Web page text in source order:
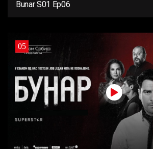
Bunar S01 Ep06
05